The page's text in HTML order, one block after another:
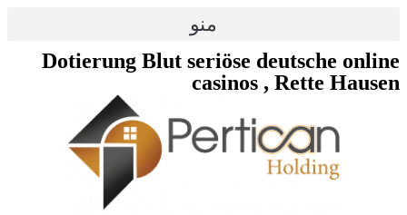
محتوا
منو
Dotierung Blut seriöse deutsche online
casinos , Rette Hausen